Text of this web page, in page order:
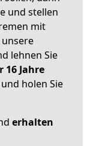
und stellen
mit
unsere
lehnen Sie
16 Jahre
holen Sie
erhalten